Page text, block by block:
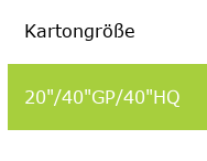
Kartongröße
20"/40"GP/40"HQ